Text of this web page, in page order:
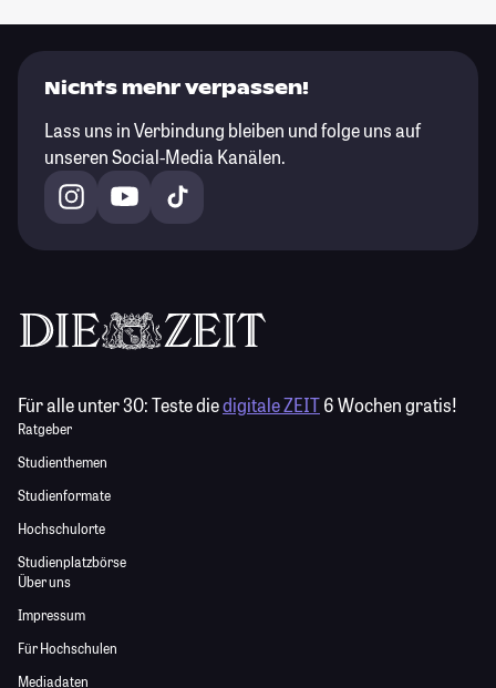
Nichts mehr verpassen!
Lass uns in Verbindung bleiben und folge uns auf
unseren Social-Media Kanälen.
Für alle unter 30:Teste diedigitale ZEIT6 Wochen gratis!
Ratgeber
Studienthemen
Studienformate
Hochschulorte
Studienplatzbörse
Über uns
Impressum
Für Hochschulen
Mediadaten